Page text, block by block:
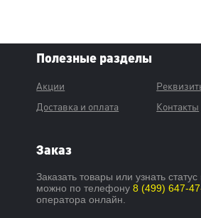
Полезные разделы
Акции
Доставка и оплата
Контакты
Заказ
Заказать товары или узнать
можно по телефону8 (499) 647-
оператора онлайн.